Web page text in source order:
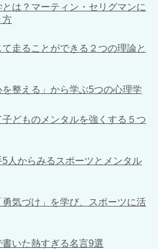
は？マーティン・セリグマンに
方
走ることができる２つの理論と
整える」から学ぶ5つの心理学
どものメンタルを強くする５つ
人からみるスポーツとメンタル
気づけ」を学び、スポーツに活
いた熱すぎる名言9選